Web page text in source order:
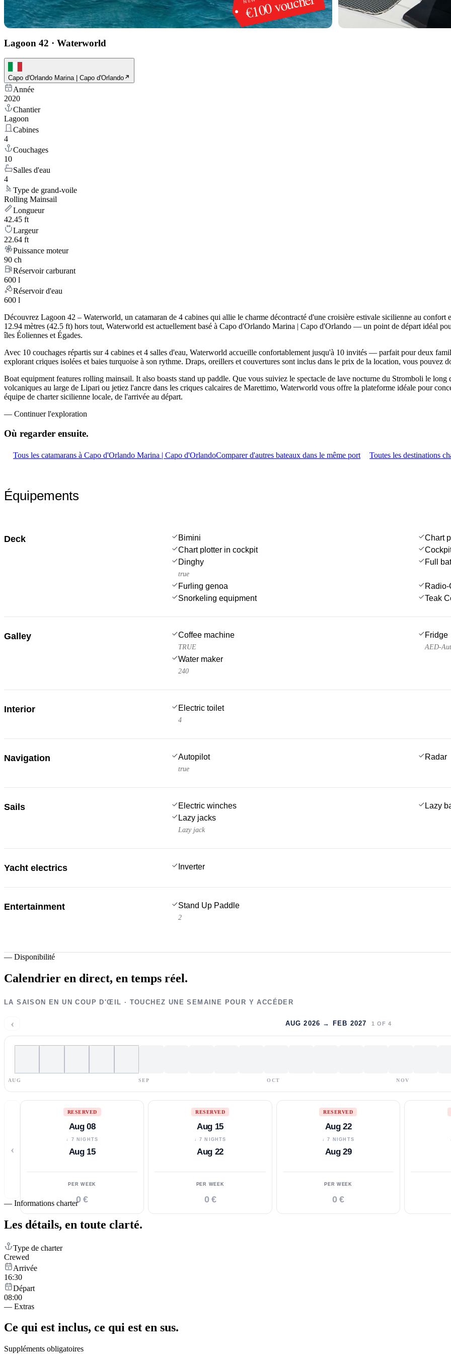
Lagoon 42 · Waterworld
Capo d'Orlando Marina | Capo d'Orlando
Année
2020
Chantier
Lagoon
Cabines
4
Couchages
10
Salles d'eau
4
Type de grand-voile
Rolling Mainsail
Longueur
42.45 ft
Largeur
22.64 ft
Puissance moteur
90 ch
Réservoir carburant
600 l
Réservoir d'eau
600 l
Découvrez Lagoon 42 – Waterworld, un catamaran de 4 cabines qui allie le charme décontracté d'une croisière estivale sicilienne au
12.94 mètres (42.5 ft) hors tout, Waterworld est actuellement basé à Capo d'Orlando Marina | Capo d'Orlando — un point de départ idéal
îles Éoliennes et Égades.
Avec 10 couchages répartis sur 4 cabines et 4 salles d'eau, Waterworld accueille confortablement jusqu'à 10 invités — parfait pour deux
explorant criques isolées et baies turquoise à son rythme. Draps, oreillers et couvertures sont inclus dans le prix de la location, vous
Boat equipment features rolling mainsail. It also boasts stand up paddle. Que vous suiviez le spectacle de lave nocturne du Stromboli le
volcaniques au large de Lipari ou jetiez l'ancre dans les criques calcaires de Marettimo, Waterworld vous offre la plateforme idéale pour
équipe de charter sicilienne locale, de l'arrivée au départ.
— Continuer l'exploration
Où regarder ensuite.
Tous les catamarans à Capo d'Orlando Marina | Capo d'OrlandoComparer d'autres bateaux dans le même port Toutes les destinations
Équipements
Deck Bimini
Chart
Chart plotter in cockpit
Dinghy
true
Full
Furling genoa
Snorkeling equipment
Teak
Galley Coffee machine
TRUE
Fridge
AED-
Water maker
240
Interior Electric toilet
4
Navigation Autopilot
true
Radar
Sails Electric winches
Lazy
Lazy jacks
Lazy jack
Yacht electrics Inverter
Entertainment Stand Up Paddle
2
— Disponibilité
Calendrier en direct, en temps réel.
LA SAISON EN UN COUP D'ŒIL · TOUCHEZ UNE SEMAINE POUR Y ACCÉDER
‹ AUG 2026 → FEB 2027 1 OF 4
AUG SEP OCT NOV
‹
RESERVED
Aug 08
↓ 7 NIGHTS
Aug 15
PER WEEK
0 €
RESERVED
Aug 15
↓ 7 NIGHTS
Aug 22
PER WEEK
0 €
RESERVED
Aug 22
↓ 7 NIGHTS
Aug 29
PER WEEK
0 €
— Informations charter
Les détails, en toute clarté.
Type de charter
Crewed
Arrivée
16:30
Départ
08:00
— Extras
Ce qui est inclus, ce qui est en sus.
Suppléments obligatoires